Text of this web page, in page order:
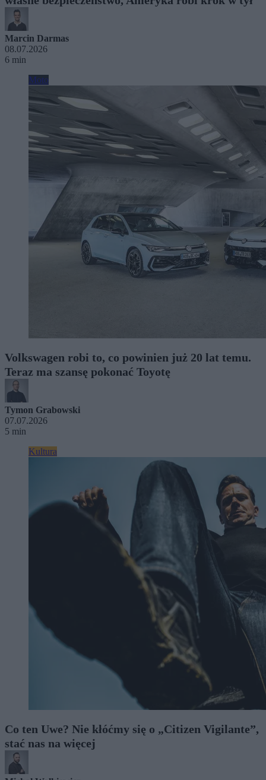
Marcin Darmas
08.07.2026
6 min
Moto
Volkswagen robi to, co powinien już 20 lat temu.
Teraz ma szansę pokonać Toyotę
Tymon Grabowski
07.07.2026
5 min
Kultura
Co ten Uwe? Nie kłóćmy się o „Citizen Vigilante”,
stać nas na więcej